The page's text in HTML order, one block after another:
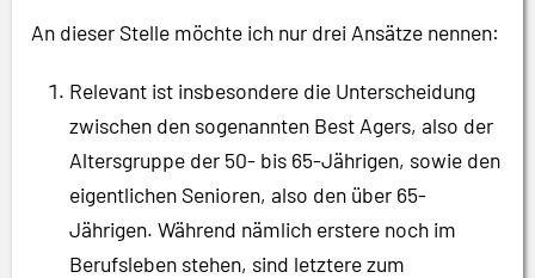
An dieser Stelle möchte ich nur drei Ansätze nennen:
Relevant ist insbesondere die Unterscheidung
zwischen den sogenannten Best Agers, also der
Altersgruppe der 50- bis 65-Jährigen, sowie den
eigentlichen Senioren, also den über 65-
Jährigen. Während nämlich erstere noch im
Berufsleben stehen, sind letztere zum